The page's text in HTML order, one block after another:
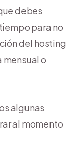
debes
para no
del hosting
mensual o
algunas
al momento